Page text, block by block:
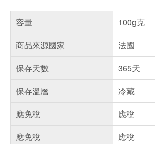
容量
100g克
商品來源國家
法國
保存天數
365天
保存溫層
冷藏
應免稅
應稅
應免稅
應稅